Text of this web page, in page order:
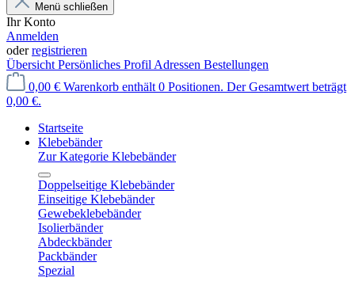
Menü schließen
Ihr Konto
Anmelden
oderregistrieren
Übersicht Persönliches Profil Adressen Bestellungen
0,00 € Warenkorb enthält 0 Positionen. Der Gesamtwert beträgt
0,00 €.
Startseite
Klebebänder
Zur Kategorie Klebebänder
Doppelseitige Klebebänder
Einseitige Klebebänder
Gewebeklebebänder
Isolierbänder
Abdeckbänder
Packbänder
Spezial